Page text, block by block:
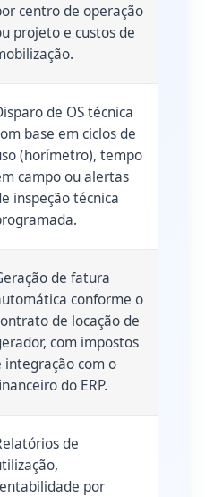
centro de operação
projeto e custos de
de OS técnica
base em ciclos de
(horímetro), tempo
campo ou alertas
inspeção técnica
de fatura
conforme o
de locação de
com impostos
integração com o
do ERP.
de
por